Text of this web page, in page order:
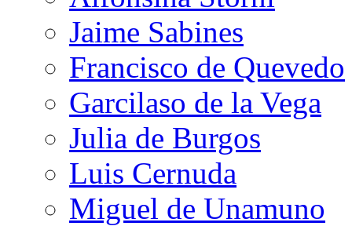
Jaime Sabines
Francisco de Quevedo
Garcilaso de la Vega
Julia de Burgos
Luis Cernuda
Miguel de Unamuno